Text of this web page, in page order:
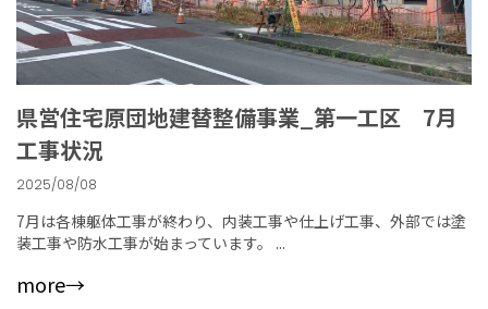
県営住宅原団地建替整備事業_第一工区 7月
工事状況
2025/08/08
7月は各棟躯体工事が終わり、内装工事や仕上げ工事、外部では塗
装工事や防水工事が始まっています。 ...
more→